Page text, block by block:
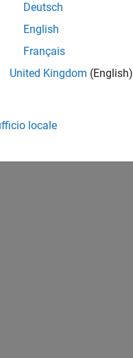
Deutsch
English
Français
United Kingdom (English)
locale